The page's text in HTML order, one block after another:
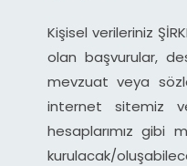
Kişisel verileriniz
olan başvurular,
mevzuat veya
internet sitemiz
hesaplarımız gibi
kurulacak/